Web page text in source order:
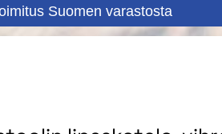
Suomen varastosta